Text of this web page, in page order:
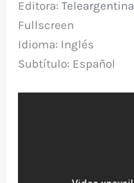
Editora:Teleargentina
Fullscreen
Idioma: Inglés
Subtítulo: Español